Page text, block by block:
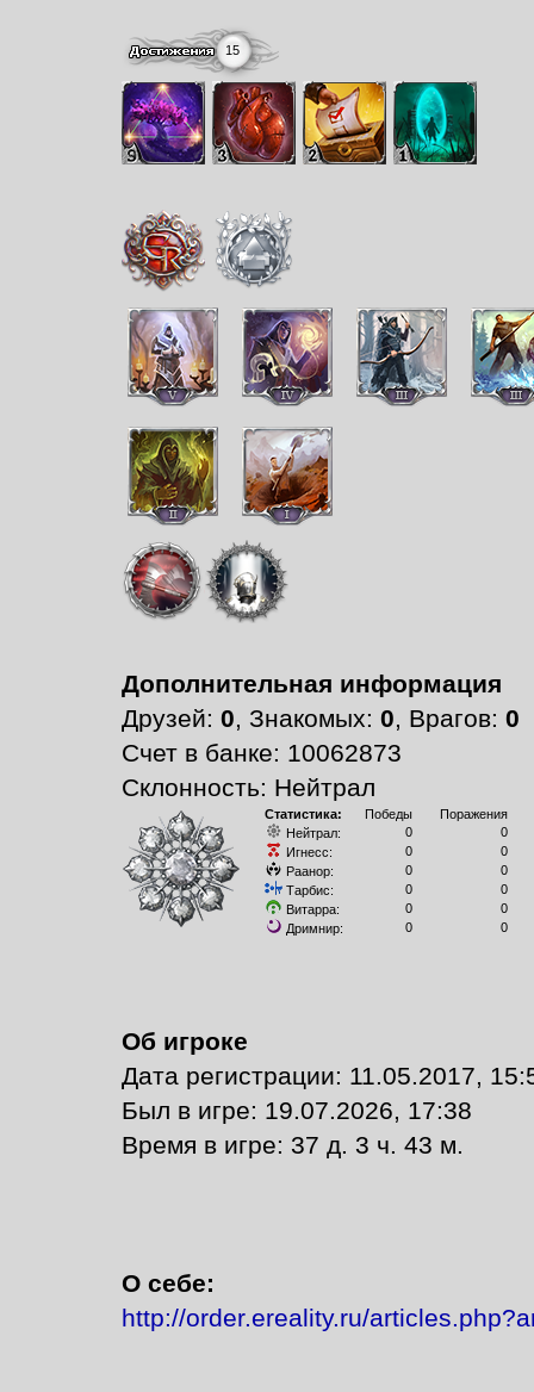
15
Дополнительная информация
Друзей: 0, Знакомых: 0, Врагов: 0
Счет в банке: 10062873
Склонность: Нейтрал
Статистика: Победы
Поражения
Нейтрал:
0
0
Игнесс:
0
0
Раанор:
0
0
Тарбис:
0
0
Витарра:
0
0
Дримнир:
0 0
Об игроке
Дата регистрации: 11.05.2017,
Был в игре: 19.07.2026, 17:38
Время в игре: 37 д. 3 ч. 43 м.
О себе:
http://order.ereality.ru/